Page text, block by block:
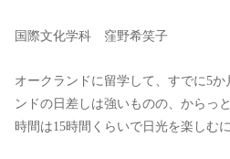
国際文化学科 窪野希笑子
オークランドに留学して、すでに5
ンドの日差しは強いものの、からっ
時間は15時間くらいで日光を楽しむ